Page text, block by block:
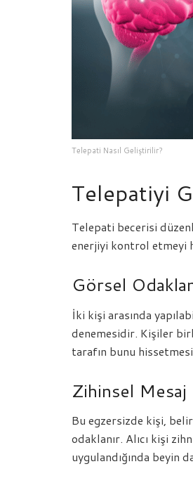
Telepati Nasıl Geliştirilir?
Telepatiyi
Telepati becerisi
enerjiyi kontrol etmeyi
Görsel
İki kişi arasında
denemesidir. Kişiler
tarafın bunu
Zihinsel Mesaj
Bu egzersizde kişi,
odaklanır. Alıcı kişi
uygulandığında beyin